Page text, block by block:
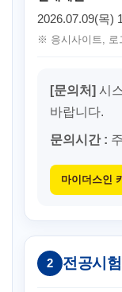
2026.07.09(목)
※ 응시사이트, 로
[문의처] 시
바랍니다.
문의시간 :
마이더스인
2 전공시험